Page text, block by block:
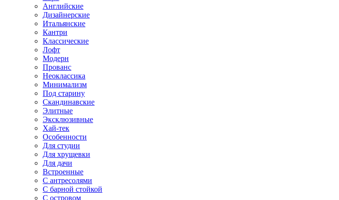
Английские
Дизайнерские
Итальянские
Кантри
Классические
Лофт
Модерн
Прованс
Неоклассика
Минимализм
Под старину
Скандинавские
Элитные
Эксклюзивные
Хай-тек
Особенности
Для студии
Для хрущевки
Для дачи
Встроенные
С антресолями
С барной стойкой
С островом